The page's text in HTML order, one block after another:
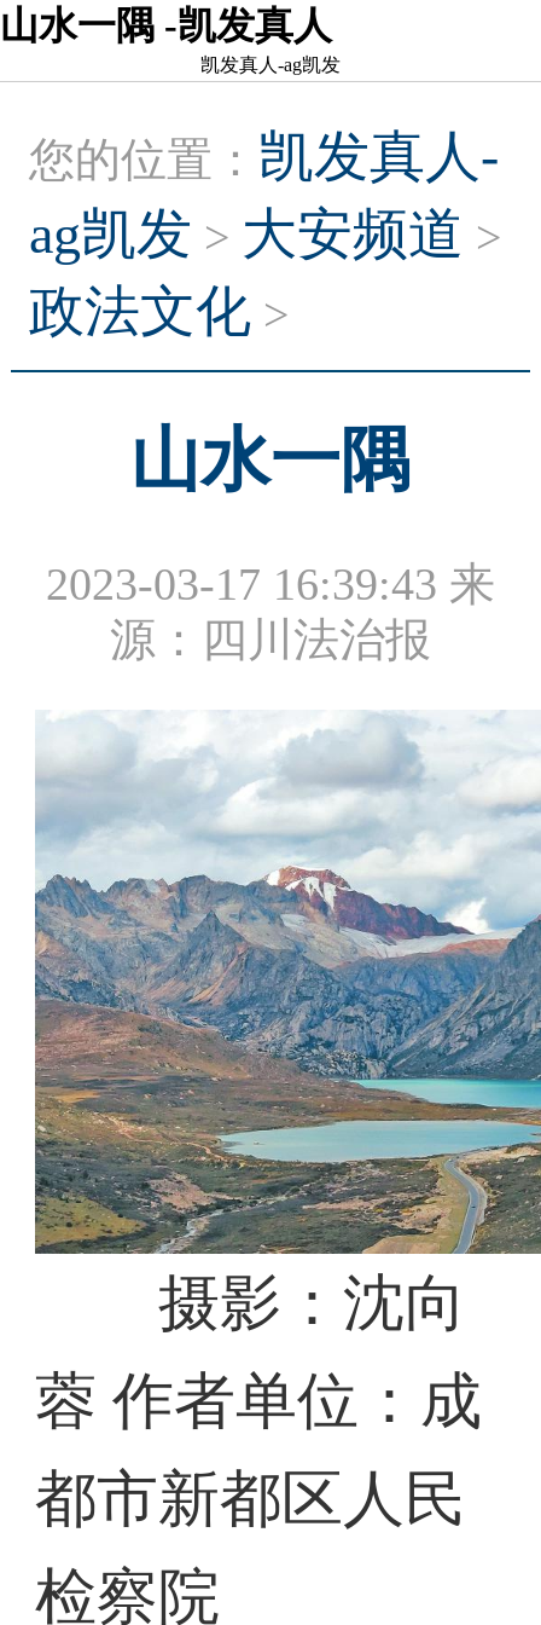
山水一隅 -凯发真人
凯发真人-ag凯发
您的位置： 凯发真人-
ag凯发 > 大安频道 >
政法文化 >
山水一隅
2023-03-17 16:39:43 来
源：四川法治报
摄影：沈向
蓉 作者单位：成
都市新都区人民
检察院